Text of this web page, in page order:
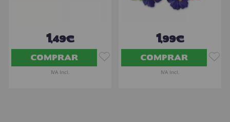
1,49€
COMPRAR
IVA Incl.
1,99€
COMPRAR
IVA Incl.